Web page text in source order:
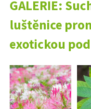
GALERIE:
luštěnice
exotickou